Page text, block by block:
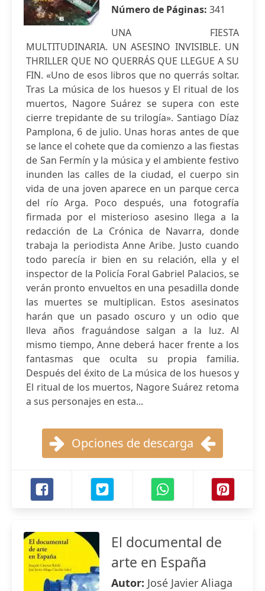
Número de Páginas: 341
UNA FIESTA
MULTITUDINARIA. UN ASESINO INVISIBLE. UN
THRILLER QUE NO QUERRÁS QUE LLEGUE A SU
FIN. «Uno de esos libros que no querrás soltar.
Tras La música de los huesos y El ritual de los
muertos, Nagore Suárez se supera con este
cierre trepidante de su trilogía». Santiago Díaz
Pamplona, 6 de julio. Unas horas antes de que
se lance el cohete que da comienzo a las fiestas
de San Fermín y la música y el ambiente festivo
inunden las calles de la ciudad, el cuerpo sin
vida de una joven aparece en un parque cerca
del río Arga. Poco después, una fotografía
firmada por el misterioso asesino llega a la
redacción de La Crónica de Navarra, donde
trabaja la periodista Anne Aribe. Justo cuando
todo parecía ir bien en su relación, ella y el
inspector de la Policía Foral Gabriel Palacios, se
verán pronto envueltos en una pesadilla donde
las muertes se multiplican. Estos asesinatos
harán que un pasado oscuro y un odio que
lleva años fraguándose salgan a la luz. Al
mismo tiempo, Anne deberá hacer frente a los
fantasmas que oculta su propia familia.
Después del éxito de La música de los huesos y
El ritual de los muertos, Nagore Suárez retoma
a sus personajes en esta...
Opciones de descarga
El documental de
arte en España
Autor: José Javier Aliaga